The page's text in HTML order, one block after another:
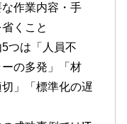
作業内容・手
くこと
つは「人員不
の多発」「材
」「標準化の遅